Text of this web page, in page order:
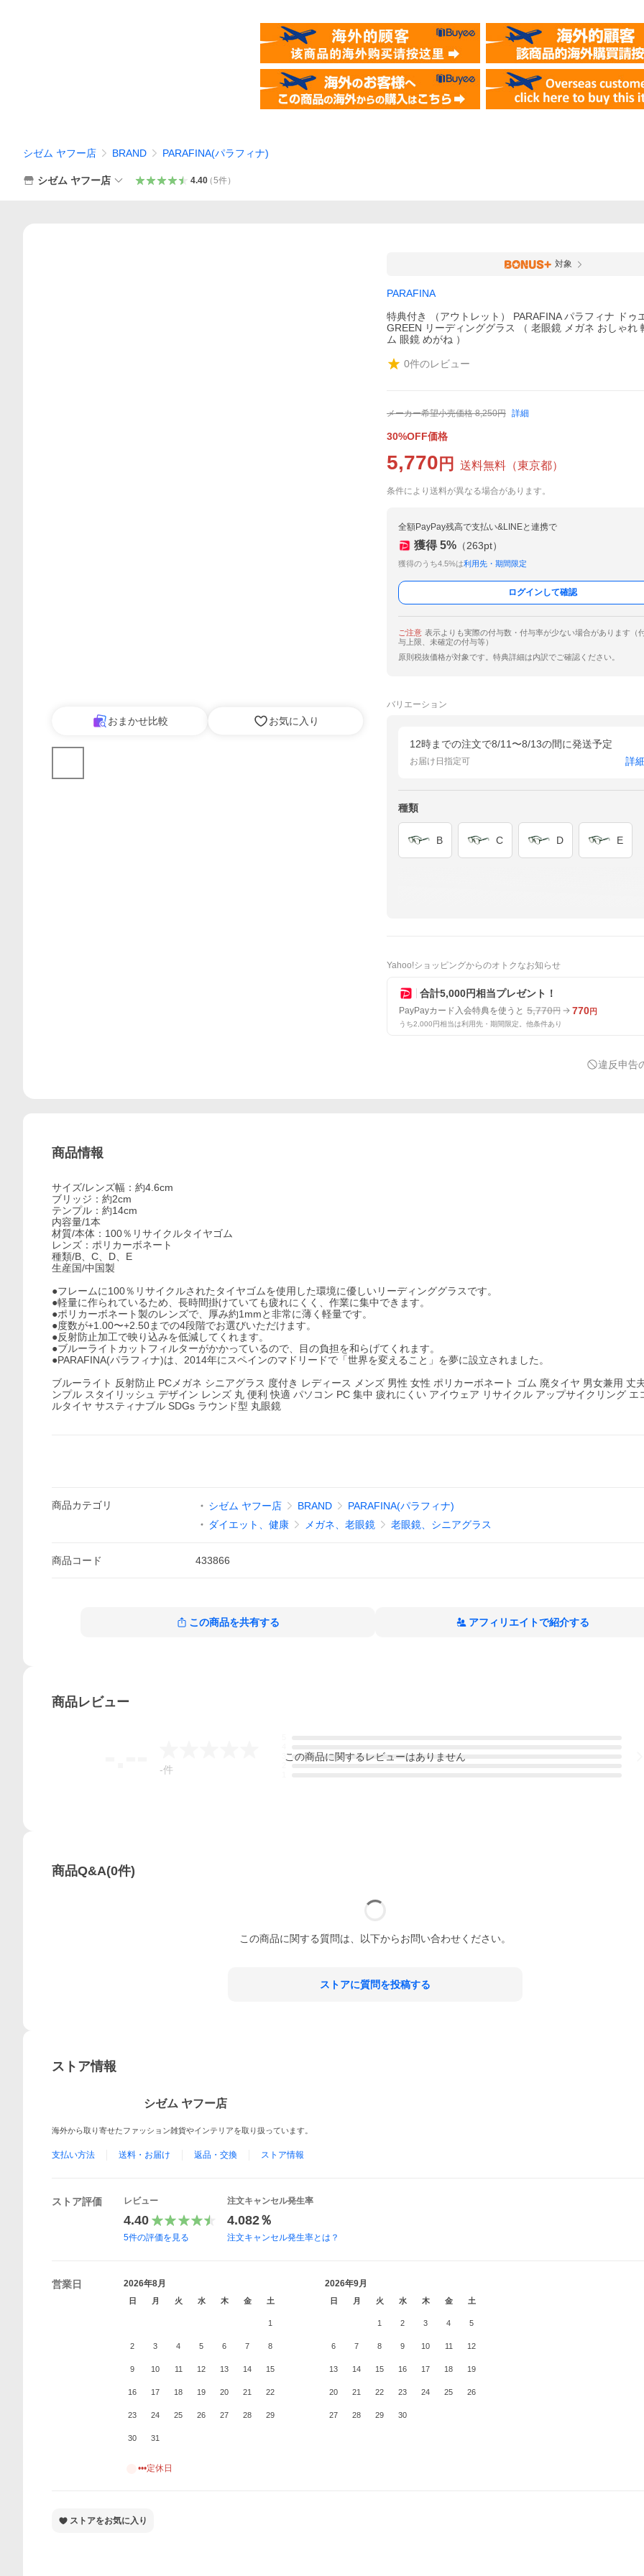
シゼム ヤフー店 BRAND PARAFINA(パラフィナ)
シゼム ヤフー店 4.40（5件）
おまかせ比較 お気に入り
対象
PARAFINA
特典付き （アウトレット） PARAFINA パラフィナ ドゥ
GREEN リーディンググラス （ 老眼鏡 メガネ おしゃれ
ム 眼鏡 めがね ）
0件のレビュー
メーカー希望小売価格 8,250円 詳細
30%OFF価格
5,770 円 送料無料 （東京都）
条件により送料が異なる場合があります。
全額PayPay残高で支払い&LINEと連携で
獲得 5% （263pt）
獲得のうち4.5%は利用先・期間限定
ログインして確認
ご注意 表示よりも実際の付与数・付与率が少ない場合があります（
与上限、未確定の付与等）
原則税抜価格が対象です。特典詳細は内訳でご確認ください。
バリエーション
12時までの注文で8/11〜8/13の間に発送予定
お届け日指定可 詳
種類
B C D E
Yahoo!ショッピングからのオトクなお知らせ
合計5,000円相当プレゼント！
PayPayカード入会特典を使うと 5,770円 770円
うち2,000円相当は利用先・期間限定。他条件あり
違反申告
商品情報
サイズ/レンズ幅：約4.6cm
ブリッジ：約2cm
テンプル：約14cm
内容量/1本
材質/本体：100％リサイクルタイヤゴム
レンズ：ポリカーボネート
種類/B、C、D、E
生産国/中国製
●フレームに100％リサイクルされたタイヤゴムを使用した環境に優しいリーディンググラスです。
●軽量に作られているため、長時間掛けていても疲れにくく、作業に集中できます。
●ポリカーボネート製のレンズで、厚み約1mmと非常に薄く軽量です。
●度数が+1.00〜+2.50までの4段階でお選びいただけます。
●反射防止加工で映り込みを低減してくれます。
●ブルーライトカットフィルターがかかっているので、目の負担を和らげてくれます。
●PARAFINA(パラフィナ)は、2014年にスペインのマドリードで「世界を変えること」を夢に設立されました。
ブルーライト 反射防止 PCメガネ シニアグラス 度付き レディース メンズ 男性 女性 ポリカーボネート ゴム 廃タイヤ 男女兼用 丈
ンプル スタイリッシュ デザイン レンズ 丸 便利 快適 パソコン PC 集中 疲れにくい アイウェア リサイクル アップサイクリング エ
ルタイヤ サスティナブル SDGs ラウンド型 丸眼鏡
商品カテゴリ シゼム ヤフー店 BRAND
PARAFINA(パラフィナ)
ダイエット、健康
メガネ、老眼鏡 老眼鏡、シニアグラス
商品コード 433866
この商品を共有する アフィリエイトで紹介する
商品レビュー
-件
この商品に関するレビューはありません
商品Q&A(0件)
この商品に関する質問は、以下からお問い合わせください。
ストアに質問を投稿する
ストア情報
シゼム ヤフー店
海外から取り寄せたファッション雑貨やインテリアを取り扱っています。
支払い方法 送料・お届け 返品・交換 ストア情報
ストア評価 レビュー
4.40
5件の評価を見る
注文キャンセル発生率
4.082％
注文キャンセル発生率とは？
営業日 2026年8月
日 月 火 水 木 金 土
1
2 3 4 5 6 7 8
9 10 11 12 13 14 15
16 17 18 19 20 21 22
23 24 25 26 27 28 29
30 31
2026年9月
日 月 火 水 木 金 土
1 2 3 4 5
6 7 8 9 10 11 12
13 14 15 16 17 18 19
20 21 22 23 24 25 26
27 28 29 30
•••定休日
ストアをお気に入り